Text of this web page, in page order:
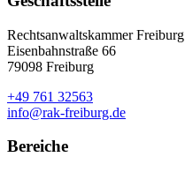
Rechtsanwaltskammer Freiburg
Eisenbahnstraße 66
79098 Freiburg
+49 761 32563
info@rak-freiburg.de
Bereiche